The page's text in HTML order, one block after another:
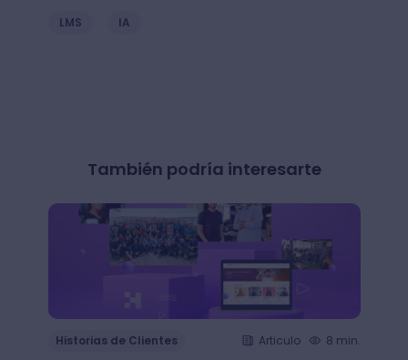
LMS IA
También podría interesarte
Historias de Clientes Articulo 8 min.